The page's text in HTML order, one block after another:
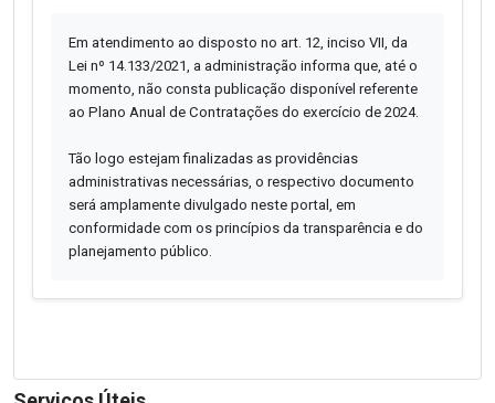
Em atendimento ao disposto no art. 12, inciso VII, da
Lei nº 14.133/2021, a administração informa que, até o
momento, não consta publicação disponível referente
ao Plano Anual de Contratações do exercício de 2024.
Tão logo estejam finalizadas as providências
administrativas necessárias, o respectivo documento
será amplamente divulgado neste portal, em
conformidade com os princípios da transparência e do
planejamento público.